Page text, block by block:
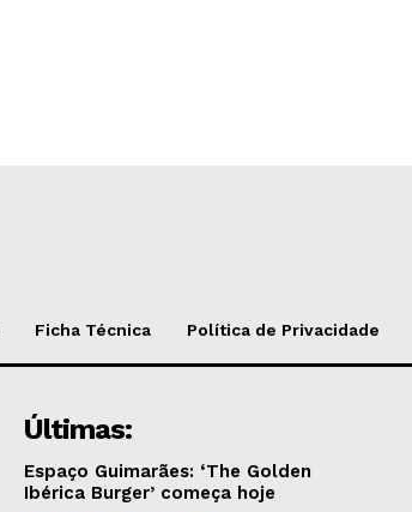
Ficha Técnica Política de Privacidade
Últimas:
Espaço Guimarães: ‘The Golden
Ibérica Burger’ começa hoje